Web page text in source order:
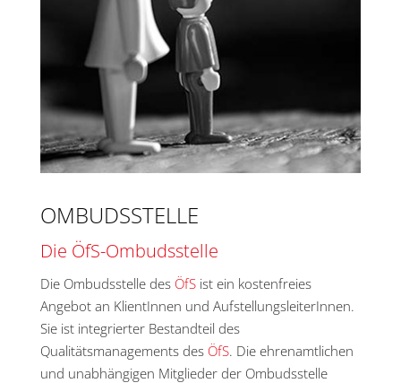
OMBUDSSTELLE
Die ÖfS-Ombudsstelle
Die Ombudsstelle des ÖfSist ein kostenfreies
Angebot an KlientInnen und AufstellungsleiterInnen.
Sie ist integrierter Bestandteil des
Qualitätsmanagements des ÖfS. Die ehrenamtlichen
und unabhängigen Mitglieder der Ombudsstelle